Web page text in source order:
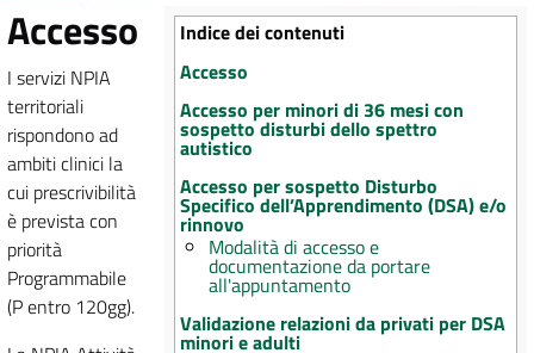
Indice dei contenuti
Accesso
Accesso per minori di 36 mesi con
sospetto disturbi dello spettro
autistico
Accesso per sospetto Disturbo
Specifico dell’Apprendimento (DSA) e/o
rinnovo
Modalità di accesso e
documentazione da portare
all'appuntamento
Validazione relazioni da privati per DSA
minori e adulti
Accesso
I servizi NPIA
territoriali
rispondono ad
ambiti clinici la
cui prescrivibilità
è prevista con
priorità
Programmabile
(P entro 120gg).